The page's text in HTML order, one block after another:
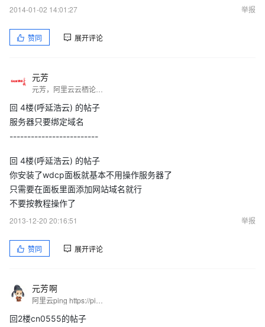
2014-01-02 14:01:27
举报
赞同 展开评论
元芳
回 4楼(呼延浩云) 的帖子
服务器只要绑定域名
-------------------------
回 4楼(呼延浩云) 的帖子
你安装了wdcp面板就基本不用操作服务器了
只需要在面板里面添加网站域名就行
不要按教程操作了
2013-12-20 20:16:51
举报
赞同 展开评论
元芳啊
回2楼cn0555的帖子